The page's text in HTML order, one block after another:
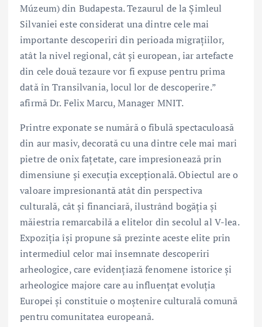
Múzeum) din Budapesta. Tezaurul de la Șimleul
Silvaniei este considerat una dintre cele mai
importante descoperiri din perioada migrațiilor,
atât la nivel regional, cât și european, iar artefacte
din cele două tezaure vor fi expuse pentru prima
dată în Transilvania, locul lor de descoperire.”
afirmă Dr. Felix Marcu, Manager MNIT.
Printre exponate se numără o fibulă spectaculoasă
din aur masiv, decorată cu una dintre cele mai mari
pietre de onix fațetate, care impresionează prin
dimensiune și execuția excepțională. Obiectul are o
valoare impresionantă atât din perspectiva
culturală, cât și financiară, ilustrând bogăția și
măiestria remarcabilă a elitelor din secolul al V-lea.
Expoziția își propune să prezinte aceste elite prin
intermediul celor mai însemnate descoperiri
arheologice, care evidențiază fenomene istorice și
arheologice majore care au influențat evoluția
Europei și constituie o moștenire culturală comună
pentru comunitatea europeană.